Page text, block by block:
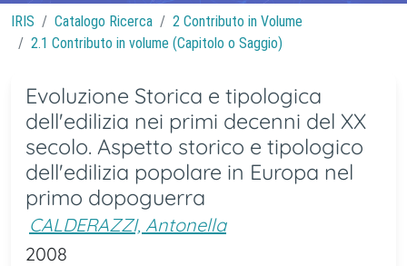
IRIS Catalogo Ricerca
2 Contributo in Volume
2.1 Contributo in volume (Capitolo o Saggio)
Evoluzione Storica e tipologica
dell'edilizia nei primi decenni del XX
secolo. Aspetto storico e tipologico
dell'edilizia popolare in Europa nel
primo dopoguerra
CALDERAZZI, Antonella
2008